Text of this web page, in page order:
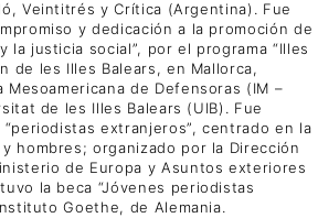
Veintitrés y Crítica (Argentina). Fue
y dedicación a la promoción de
la justicia social”, por el programa “Illes
de les Illes Balears, en Mallorca,
Mesoamericana de Defensoras (IM –
de les Illes Balears (UIB). Fue
extranjeros”, centrado en la
hombres; organizado por la Dirección
de Europa y Asuntos exteriores
la beca “Jóvenes periodistas
Goethe, de Alemania.